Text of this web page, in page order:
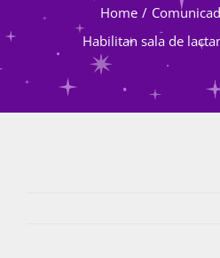
Atención de la
Home
Habilitan sala de